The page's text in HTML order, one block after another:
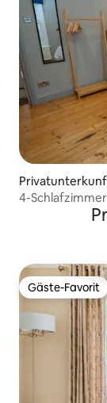
4-
Gäste-Favorit
Gäste-Favorit